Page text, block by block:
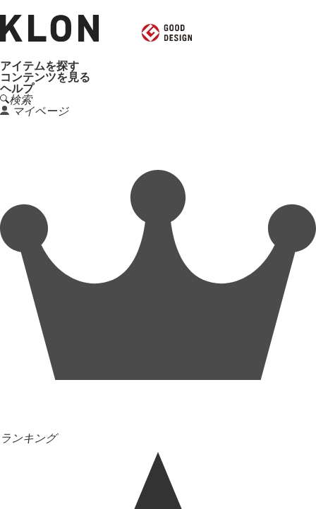
アイテムを探す
コンテンツを見る
ヘルプ
検索
マイページ
ランキング